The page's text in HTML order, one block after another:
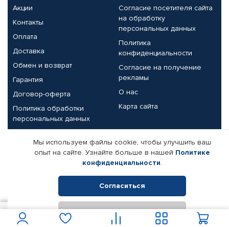
Акции
Контакты
Оплата
Доставка
Обмен и возврат
Гарантия
Договор-оферта
Политика обработки
персональных данных
Согласие посетителя сайта
на обработку
персональных данных
Политика
конфиденциальности
Согласие на получение
рекламы
О нас
Карта сайта
Партнерам
Корпоративным клиентам
Поставщикам
Реквизиты компании
© КАМАЗ ЦЕНТР ДОНЕЦК, 2015-2026. Все права защищены.
Интернет-магазин автомобильных товаров Автопрофи.
Мы используем файлы cookie, чтобы улучшить ваш
опыт на сайте. Узнайте больше в нашей Политике
конфиденциальности.
Согласиться
Отклонить
В корзину